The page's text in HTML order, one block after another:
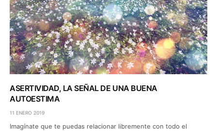
ASERTIVIDAD, LA SEÑAL DE UNA BUENA
AUTOESTIMA
11 ENERO 2019
Imagínate que te puedas relacionar libremente con todo el